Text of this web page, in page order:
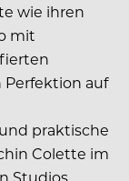
wie ihren
mit
Perfektion auf
praktische
Colette im
Studios.